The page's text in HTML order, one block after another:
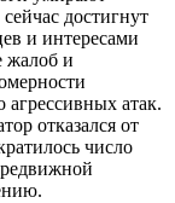
достигнут
и интересами
жалоб и
агрессивных атак.
отказался от
число